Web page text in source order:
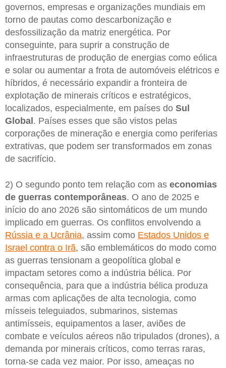
governos, empresas e organizações mundiais em
torno de pautas como descarbonização e
desfossilização da matriz energética. Por
conseguinte, para suprir a construção de
infraestruturas de produção de energias como eólica
e solar ou aumentar a frota de automóveis elétricos e
híbridos, é necessário expandir a fronteira de
explotação de minerais críticos e estratégicos,
localizados, especialmente, em países do Sul
Global. Países esses que são vistos pelas
corporações de mineração e energia como periferias
extrativas, que podem ser transformados em zonas
de sacrifício.
2) O segundo ponto tem relação com as economias
de guerras contemporâneas. O ano de 2025 e
início do ano 2026 são sintomáticos de um mundo
implicado em guerras. Os conflitos envolvendo a
Rússia e a Ucrânia, assim como Estados Unidos e
Israel contra o Irã, são emblemáticos do modo como
as guerras tensionam a geopolítica global e
impactam setores como a indústria bélica. Por
consequência, para que a indústria bélica produza
armas com aplicações de alta tecnologia, como
mísseis teleguiados, submarinos, sistemas
antimísseis, equipamentos a laser, aviões de
combate e veículos aéreos não tripulados (drones), a
demanda por minerais críticos, como terras raras,
torna-se cada vez maior. Por isso, ameaças no